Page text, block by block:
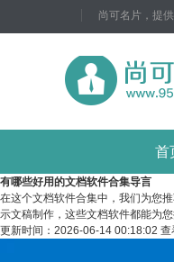
尚可名片，提
首
有哪些好用的文档软件合集导言
在这个文档软件合集中，我们为您
示文稿制作，这些文档软件都能为
更新时间： 2026-06-14 00:18:02 查